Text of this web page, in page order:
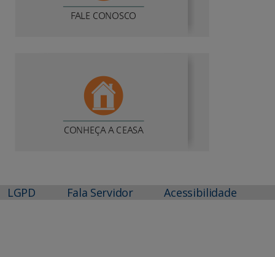
LGPD Fala Servidor Acessibilidade